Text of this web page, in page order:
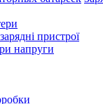
пристрої
напруги